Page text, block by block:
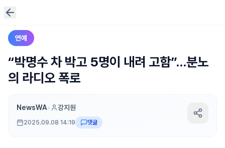
연예
“박명수 차 박고 5명이 내려 고함”…분노
의 라디오 폭로
NewsWA• 강지원
2025.09.08 14:19 댓글